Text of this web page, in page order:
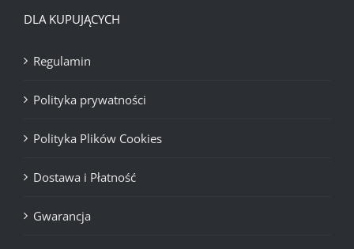
DLA KUPUJĄCYCH
Regulamin
Polityka prywatności
Polityka Plików Cookies
Dostawa i Płatność
Gwarancja